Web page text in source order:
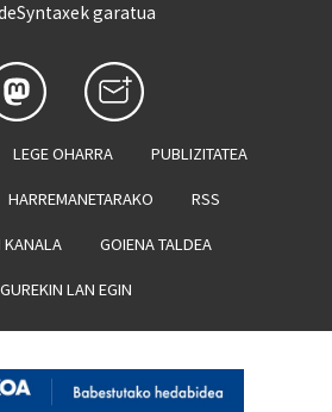
garatua
LEGE OHARRA PUBLIZITATEA
HARREMANETARAKO RSS
KANALA GOIENA TALDEA
GUREKIN LAN EGIN